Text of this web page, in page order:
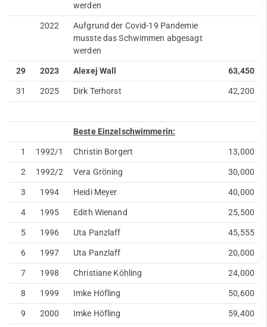
werden
2022
Aufgrund der Covid-19 Pandemie
musste das Schwimmen abgesagt
werden
29
2023 Alexej Wall
63,450
31
2025 Dirk Terhorst 42,200
Beste Einzelschwimmerin:
1
1992/1 Christin Borgert
13,000
2
1992/2 Vera Gröning
30,000
3
1994 Heidi Meyer
40,000
4
1995 Edith Wienand
25,500
5
1996 Uta Panzlaff
45,555
6
1997 Uta Panzlaff
20,000
7
1998 Christiane Köhling
24,000
8
1999 Imke Höfling
50,600
9
2000 Imke Höfling
59,400